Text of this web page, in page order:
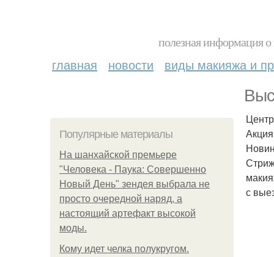
полезная информация
главная новости виды макияжа и
Популярные материалы
На шанхайской премьере
"Человека - Паука: Совершенно
Новый День" зендея выбрала не
просто очередной наряд, а
настоящий артефакт высокой
моды.
Кому идет челка полукругом.
с